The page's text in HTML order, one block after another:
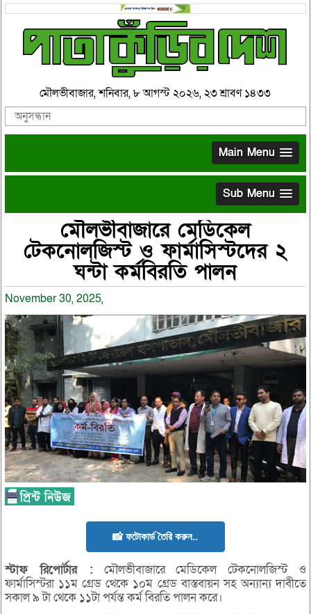
মৌলভীবাজার, শনিবার, ৮ আগস্ট ২০২৬, ২৩ শ্রাবণ ১৪৩৩
Main Menu
Sub Menu
মৌলভীবাজারে মেডিকেল
টেকনোলজিস্ট ও ফার্মাসিস্টদের ২
ঘন্টা কর্মবিরতি পালন
November 30, 2025,
📸 ফটোকার্ড তৈরি করুন..
স্টাফরিপোর্টার : মৌলভীবাজারে মেডিকেল টেকনোলজিস্ট ও
ফার্মাসিস্টরা ১১ম গ্রেড থেকে ১০ম গ্রেড বাস্তবায়ন সহ অন্যান্য দাবীতে
সকাল ৯ টা থেকে ১১টা পর্যন্ত কর্ম বিরতি পালন করে।